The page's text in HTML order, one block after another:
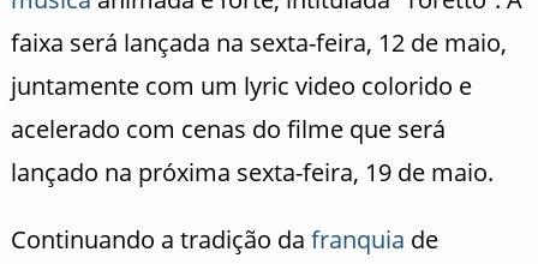
faixa será lançada na sexta-feira, 12 de maio,
juntamente com um lyric video colorido e
acelerado com cenas do filme que será
lançado na próxima sexta-feira, 19 de maio.
Continuando a tradição da franquia de